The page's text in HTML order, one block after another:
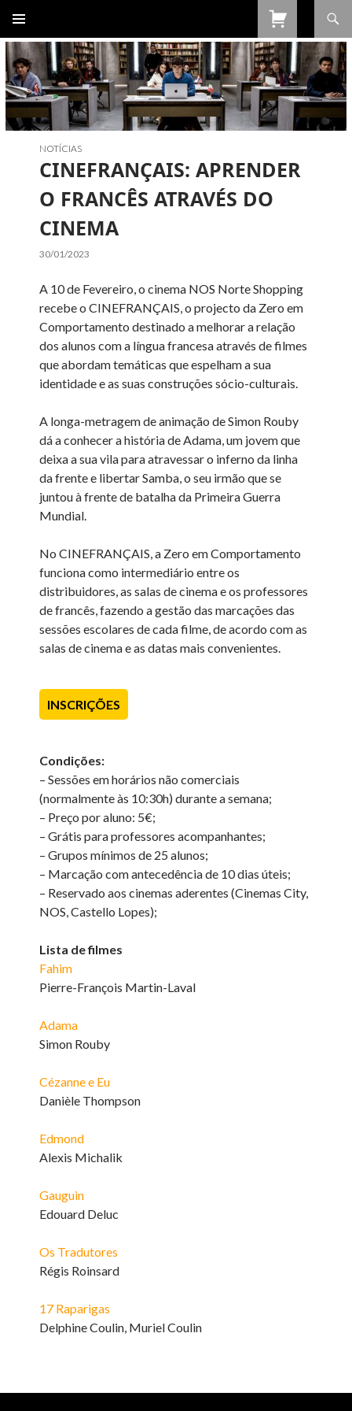
PARA
O
CONTEÚDO
NOTÍCIAS
CINEFRANÇAIS: APRENDER
O FRANCÊS ATRAVÉS DO
CINEMA
30/01/2023
A 10 de Fevereiro, o cinema NOS Norte Shopping
recebe o CINEFRANÇAIS, o projecto da Zero em
Comportamento destinado a melhorar a relação
dos alunos com a língua francesa através de filmes
que abordam temáticas que espelham a sua
identidade e as suas construções sócio-culturais.
A longa-metragem de animação de Simon Rouby
dá a conhecer a história de Adama, um jovem que
deixa a sua vila para atravessar o inferno da linha
da frente e libertar Samba, o seu irmão que se
juntou à frente de batalha da Primeira Guerra
Mundial.
No CINEFRANÇAIS, a Zero em Comportamento
funciona como intermediário entre os
distribuidores, as salas de cinema e os professores
de francês, fazendo a gestão das marcações das
sessões escolares de cada filme, de acordo com as
salas de cinema e as datas mais convenientes.
INSCRIÇÕES
Condições:
– Sessões em horários não comerciais
(normalmente às 10:30h) durante a semana;
– Preço por aluno: 5€;
– Grátis para professores acompanhantes;
– Grupos mínimos de 25 alunos;
– Marcação com antecedência de 10 dias úteis;
– Reservado aos cinemas aderentes (Cinemas City,
NOS, Castello Lopes);
Lista de filmes
Fahim
Pierre-François Martin-Laval
Adama
Simon Rouby
Cézanne e Eu
Danièle Thompson
Edmond
Alexis Michalik
Gauguin
Edouard Deluc
Os Tradutores
Régis Roinsard
17 Raparigas
Delphine Coulin, Muriel Coulin